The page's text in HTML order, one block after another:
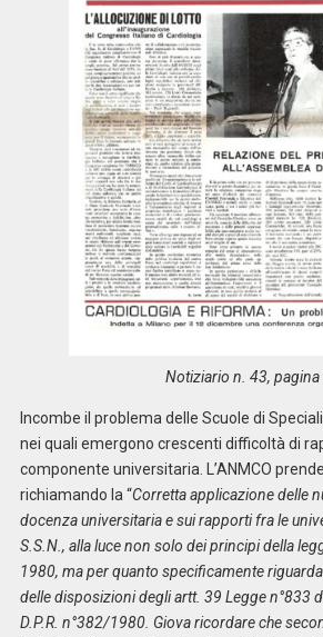
Notiziario n. 43, pagina
Incombe il problema delle Scuole di
nei quali emergono crescenti difficoltà di
componente universitaria. L’ANMCO
richiamando la “Corretta applicazione delle
docenza universitaria e sui rapporti fra le
S.S.N., alla luce non solo dei principi della
1980, ma per quanto specificamente
delle disposizioni degli artt. 39 Legge n°833
D.P.R. n°382/1980. Giova ricordare che